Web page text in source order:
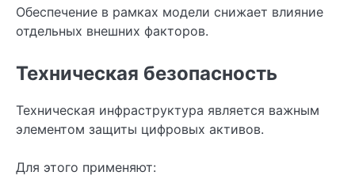
Обеспечение в рамках модели снижает влияние
отдельных внешних факторов.
Техническая безопасность
Техническая инфраструктура является важным
элементом защиты цифровых активов.
Для этого применяют: